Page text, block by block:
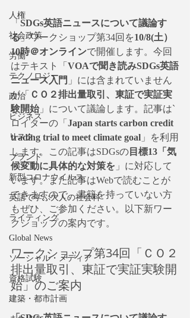
人権
社会政策
労働
テクノロジー
政治
ビジネス
リスク
ブランド
新型コロナウイルス
英語で学ぶ大人の社会科
ライティング
Global News
ソーシャル・メディア
資格試験
建築・都市計画
「 SDGs英語ニュースについて議論す
る」ワークショップ第34回を10/8(土）
10時＠オンラインで開催します。今回
はテキスト「 VOAで聞き読みSDGs英語
ニュース入門 」には含まれていません
が「 ＣＯ２排出量取引、東証で実証実
験開始」について議論します。記事は`
ロイターの「 Japan starts carbon credit
trading trial to meet climate goal 」を利用
します。この記事はSDGsの 目標13「気
候変動に具体的な対策を 」に対応して
います。また記事はWebで読むことが
できますので、書籍を持っていない方
もぜひ、ご参加ください。以下新ワー
クショップの案内です。
ワークショップ第34回「ＣＯ２
排出量取引、東証で実証実験開
始」のご案内